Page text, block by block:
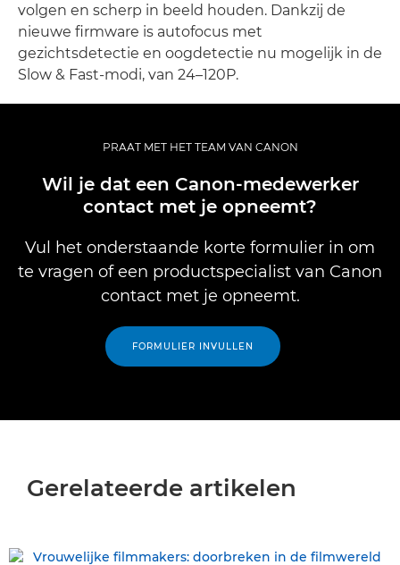
volgen en scherp in beeld houden. Dankzij de
nieuwe firmware is autofocus met
gezichtsdetectie en oogdetectie nu mogelijk in de
Slow & Fast-modi, van 24–120P.
PRAAT MET HET TEAM VAN CANON
Wil je dat een Canon-medewerker
contact met je opneemt?
Vul het onderstaande korte formulier in om
te vragen of een productspecialist van Canon
contact met je opneemt.
FORMULIER INVULLEN
Gerelateerde artikelen